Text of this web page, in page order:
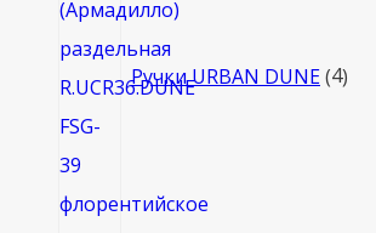
Ручки URBAN DUNE 4